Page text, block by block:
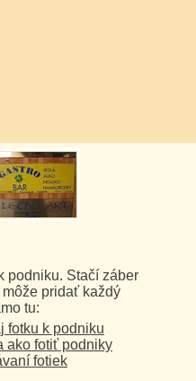
podniku. Stačí záber
pridať každý
tu:
fotku k podniku
ako fotiť podniky
fotiek